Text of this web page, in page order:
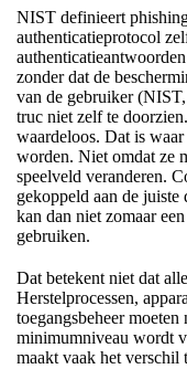
NIST definieert
authenticatieprotocol
zonder dat de
van de gebruiker
truc niet zelf te
waardeloos. Dat is
worden. Niet omdat ze
speelveld veranderen.
gekoppeld aan de
kan dan niet zomaar
gebruiken.
Dat betekent niet dat
Herstelprocessen,
toegangsbeheer
minimumniveau wordt
maakt vaak het verschil